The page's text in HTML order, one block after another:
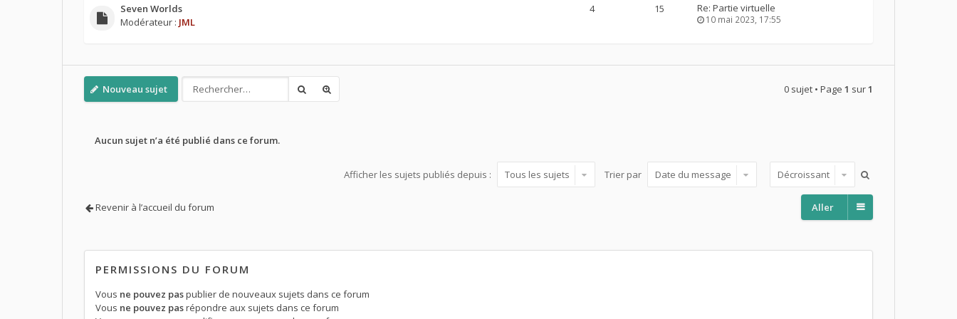
Seven Worlds
Modérateur : JML
4 15 Re: Partie virtuelle
10 mai 2023, 17:55
Nouveau sujet 0 sujet • Page 1 sur1
Aucun sujet n’a été publié dans ce forum.
Afficher les sujets publiés depuis : Trier par
Revenir à l’accueil du forum Aller
PERMISSIONS DU FORUM
Vous ne pouvez paspublier de nouveaux sujets dans ce forum
Vous ne pouvez pasrépondre aux sujets dans ce forum